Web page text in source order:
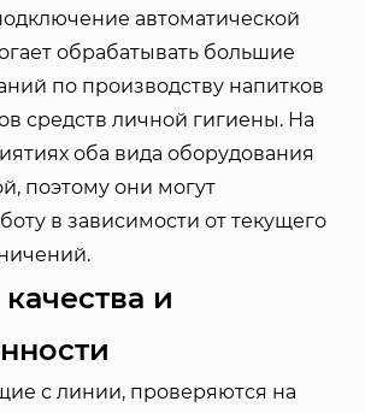
автоматической
обрабатывать большие
по производству напитков
средств личной гигиены. На
оба вида оборудования
поэтому они могут
в зависимости от текущего
и
с линии, проверяются на